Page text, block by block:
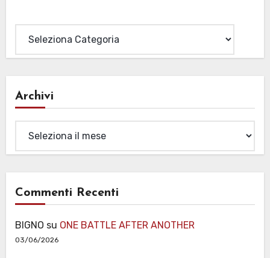
Archivi
Commenti Recenti
BIGNO su ONE BATTLE AFTER ANOTHER
03/06/2026